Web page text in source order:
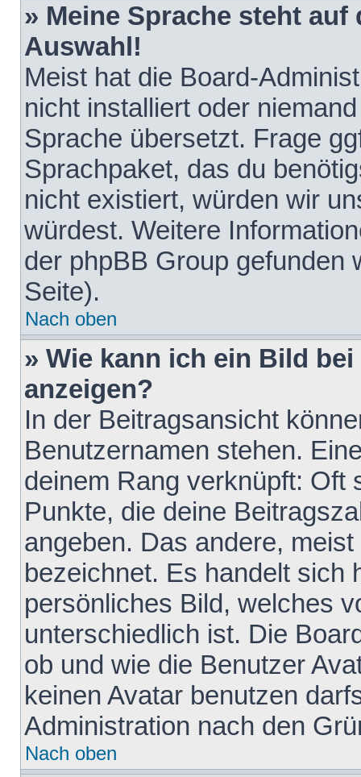
» Meine Sprache steht
Auswahl!
Meist hat die Board-
nicht installiert oder
Sprache übersetzt. Frage
Sprachpaket, das du
nicht existiert, würden wir
würdest. Weitere
der phpBB Group gefunden
Seite).
Nach oben
» Wie kann ich ein Bild
anzeigen?
In der Beitragsansicht
Benutzernamen stehen.
deinem Rang verknüpft: Oft
Punkte, die deine
angeben. Das andere,
bezeichnet. Es handelt sich
persönliches Bild, welches
unterschiedlich ist. Die
ob und wie die Benutzer
keinen Avatar benutzen
Administration nach den
Nach oben